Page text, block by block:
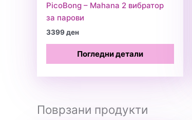
PicoBong – Mahana 2 вибратор
за парови
3399ден
Погледни детали
Поврзани продукти